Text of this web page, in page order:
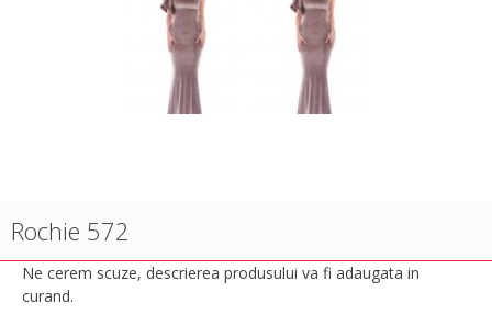
Rochie 572
Ne cerem scuze, descrierea produsului va fi adaugata in
curand.